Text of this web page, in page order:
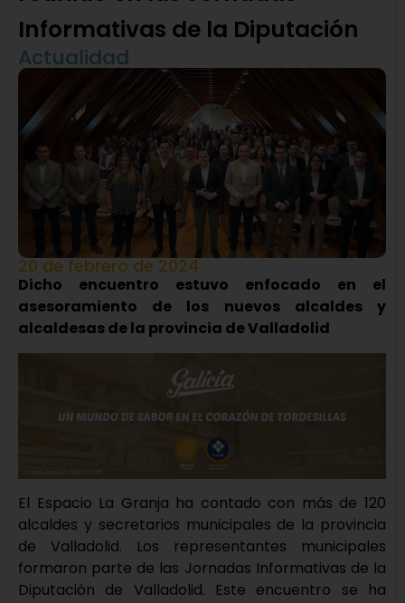
Informativas de la Diputación
Actualidad
20 de febrero de 2024
Dicho encuentro estuvo enfocado en el
asesoramiento de los nuevos alcaldes y
alcaldesas de la provincia de Valladolid
El Espacio La Granja ha contado con más de 120
alcaldes y secretarios municipales de la provincia
de Valladolid. Los representantes municipales
formaron parte de las Jornadas Informativas de la
Diputación de Valladolid. Este encuentro se ha